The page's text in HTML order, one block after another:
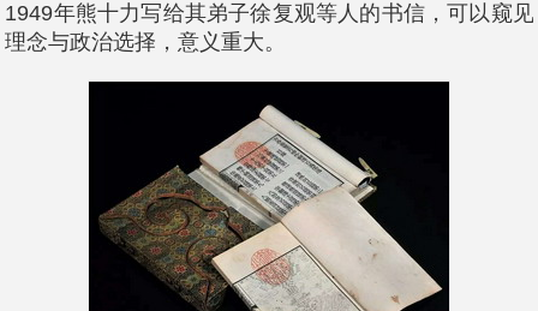
1949年熊十力写给其弟子徐复观等人的书信，可以窥
理念与政治选择，意义重大。